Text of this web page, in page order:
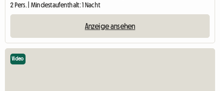
2 Pers. | Mindestaufenthalt: 1 Nacht
Anzeige ansehen
Video